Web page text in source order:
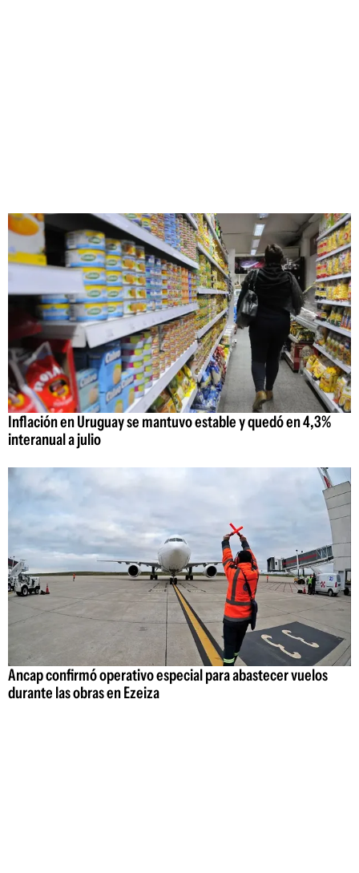
Inflación en Uruguay se mantuvo estable y quedó en 4,3%
interanual a julio
Ancap confirmó operativo especial para abastecer vuelos
durante las obras en Ezeiza